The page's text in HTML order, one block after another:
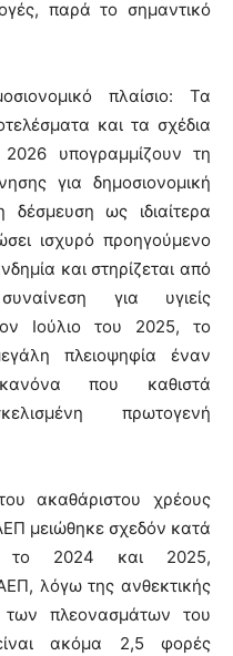
παρά το σημαντικό
πλαίσιο: Τα
και τα σχέδια
υπογραμμίζουν τη
για δημοσιονομική
ως ιδιαίτερα
ισχυρό προηγούμενο
και στηρίζεται από
για υγιείς
Ιούλιο του 2025, το
πλειοψηφία έναν
που καθιστά
πρωτογενή
ακαθάριστου χρέους
μειώθηκε σχεδόν κατά
το 2024 και 2025,
λόγω της ανθεκτικής
των πλεονασμάτων του
ακόμα 2,5 φορές